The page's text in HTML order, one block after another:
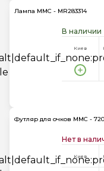
Лампа MMC - MR283314
В наличии
Киев
Футляр для очков MMC -
Нет в
Киев